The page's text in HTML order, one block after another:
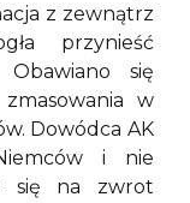
z zewnątrz
przynieść
się
w
Dowódca AK
i nie
się na zwrot